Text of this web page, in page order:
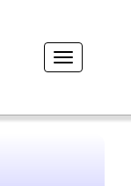
Desplegar
navegación